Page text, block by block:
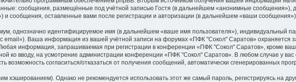
сообщения, размещённые под учётной записью Гостя (в дальнейшем «анонимные сообщения»),
и сообщения, оставленные вами после регистрации и авторизации (в дальнейшем «ваши
однозначно идентифицируемое имя (в дальнейшем «ваше имя пользователя»), индивидуальный
email»). Ваша информация из вашей учётной записи на форумах «ПФК "Сокол" Саратов»
информация, запрашиваемая при регистрации в конференции «ПФК "Сокол" Саратов», кроме
ко вводу, на усмотрение администрации конференции «ПФК "Сокол" Саратов». В любом случае у
возможность согласиться/отказаться от получения сообщений, автоматически сгенерированных
Однако не рекомендуется использовать этот же самый пароль, регистрируясь на